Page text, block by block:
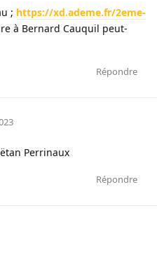
; https://xd.ademe.fr/2eme-
à Bernard Cauquil peut-
Répondre
Perrinaux
Répondre